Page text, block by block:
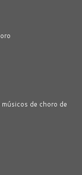
de choro de